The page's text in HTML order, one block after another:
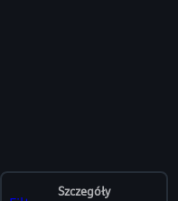
Szczegóły